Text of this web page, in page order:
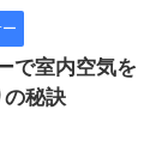
で室内空気を
秘訣